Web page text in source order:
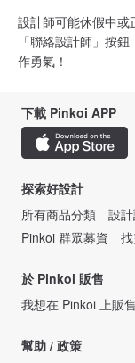
設計師可能休假中或
「聯絡設計師」按
作勇氣！
下載 Pinkoi APP
探索好設計
所有商品分類
設
Pinkoi 群眾募資
於 Pinkoi 販售
我想在 Pinkoi 上販售
幫助 / 政策